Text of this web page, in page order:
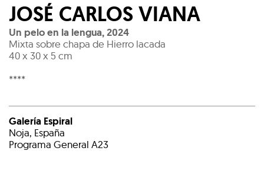
JOSÉ CARLOS VIANA
Un pelo en la lengua,2024
Mixta sobre chapa de Hierro lacada
40 x 30 x 5 cm
****
Galería Espiral
Noja, España
Programa General A23